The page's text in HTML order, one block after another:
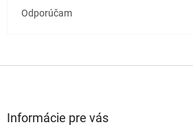
Odporúčam
Informácie pre vás